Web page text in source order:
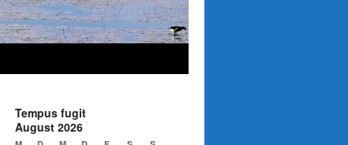
Tempus fugit
August 2026